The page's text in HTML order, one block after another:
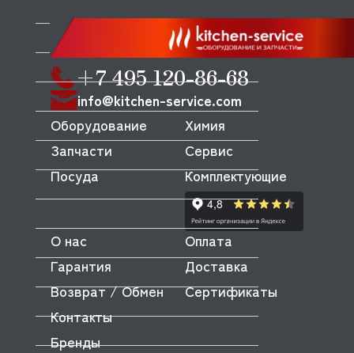
NEMOX
NOPEIN
NTF
NUOVA SIMONELLI
ODE
OEM
OLIS
OLYMPIA
OMNIWASH
+7 495 120-86-68
info@kitchen-service.com
Оборудование
Запчасти
Посуда
Химия
Сервис
Комплектующие
О нас
Оплата
Гарантия
Доставка
Возврат / Обмен
Сертификаты
Контакты
Бренды